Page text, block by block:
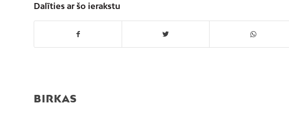
Dalīties ar šo ierakstu
BIRKAS